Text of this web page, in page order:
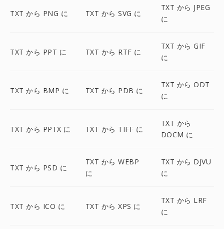
TXT から PNG に TXT から SVG に
TXT から JPEG
に
TXT から PPT に TXT から RTF に
TXT から GIF
に
TXT から BMP に TXT から PDB に
TXT から ODT
に
TXT から PPTX に TXT から TIFF に
TXT から
DOCM に
TXT から PSD に
TXT から WEBP
に
TXT から DJVU
に
TXT から ICO に TXT から XPS に
TXT から LRF
に